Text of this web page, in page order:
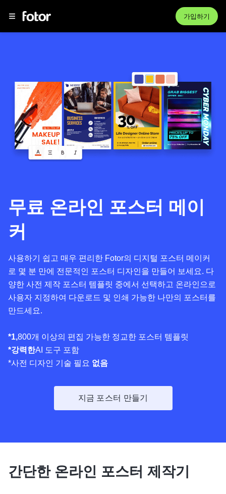
가입하기
무료 온라인 포스터 메이
커
사용하기 쉽고 매우 편리한 Fotor의 디지털 포스터 메이커
로 몇 분 만에 전문적인 포스터 디자인을 만들어 보세요. 다
양한 사전 제작 포스터 템플릿 중에서 선택하고 온라인으로
사용자 지정하여 다운로드 및 인쇄 가능한 나만의 포스터를
만드세요.
*1,800개 이상의 편집 가능한 정교한 포스터 템플릿
*강력한AI 도구 포함
*사전 디자인 기술 필요 없음
지금 포스터 만들기
간단한 온라인 포스터 제작기